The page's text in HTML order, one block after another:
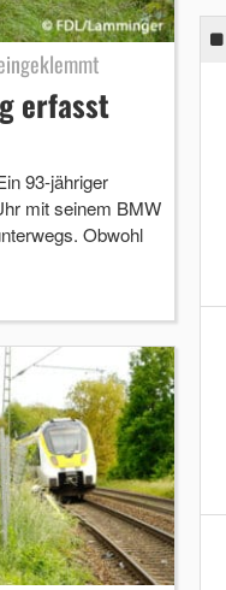
erfasst
93-jähriger
mit seinem BMW
Obwohl